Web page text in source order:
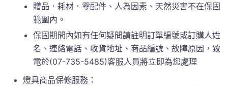
贈品．耗材．零配件、人為因素、天然災害不在保固
範圍內。
保固期間內如有任何疑問請註明訂單編號或訂購人姓
名、連絡電話、收貨地址、商品編號、故障原因，致
電於(07-735-5485)客服人員將立即為您處理
燈具商品保修服務：